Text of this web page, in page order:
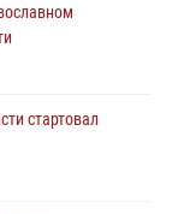
костромские
войск
стартовал